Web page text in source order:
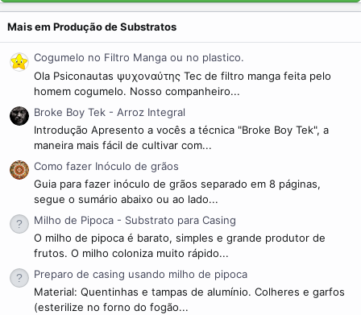
e
(
Mais em Produção de Substratos
Cogumelo no Filtro Manga ou no plastico.
Ola Psiconautas ψυχοναύτης Tec de filtro manga feita pelo
homem cogumelo. Nosso companheiro...
Broke Boy Tek - Arroz Integral
Introdução Apresento a vocês a técnica "Broke Boy Tek", a
maneira mais fácil de cultivar com...
Como fazer Inóculo de grãos
Guia para fazer inóculo de grãos separado em 8 páginas,
segue o sumário abaixo ou ao lado...
Milho de Pipoca - Substrato para Casing
O milho de pipoca é barato, simples e grande produtor de
frutos. O milho coloniza muito rápido...
Preparo de casing usando milho de pipoca
Material: Quentinhas e tampas de alumínio. Colheres e garfos
(esterilize no forno do fogão...